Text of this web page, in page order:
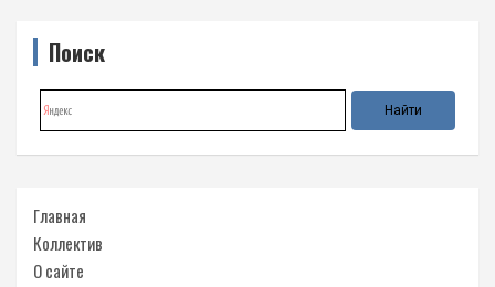
Поиск
Главная
Коллектив
О сайте